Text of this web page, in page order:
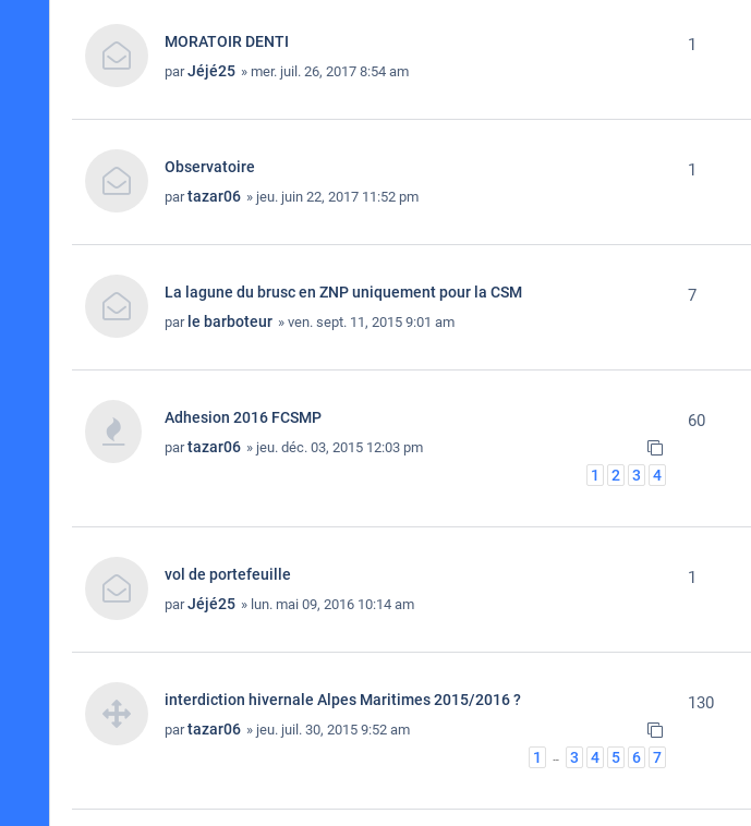
MORATOIR DENTI
parJéjé25 » mer. juil. 26, 2017 8:54 am
1
Observatoire
partazar06 » jeu. juin 22, 2017 11:52 pm
1
La lagune du brusc en ZNP uniquement pour la CSM
par le barboteur » ven. sept. 11, 2015 9:01 am
7
Adhesion 2016 FCSMP
partazar06 » jeu. déc. 03, 2015 12:03 pm
1 2 3 4
60
vol de portefeuille
parJéjé25 » lun. mai 09, 2016 10:14 am
1
interdiction hivernale Alpes Maritimes 2015/2016 ?
partazar06 » jeu. juil. 30, 2015 9:52 am
1 … 3 4 5 6 7
130